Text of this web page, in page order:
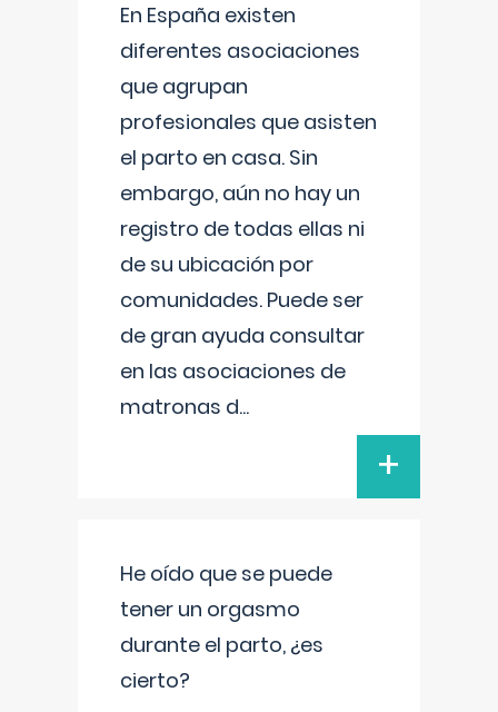
En España existen
diferentes asociaciones
que agrupan
profesionales que asisten
el parto en casa. Sin
embargo, aún no hay un
registro de todas ellas ni
de su ubicación por
comunidades. Puede ser
de gran ayuda consultar
en las asociaciones de
matronas d...
+
He oído que se puede
tener un orgasmo
durante el parto, ¿es
cierto?